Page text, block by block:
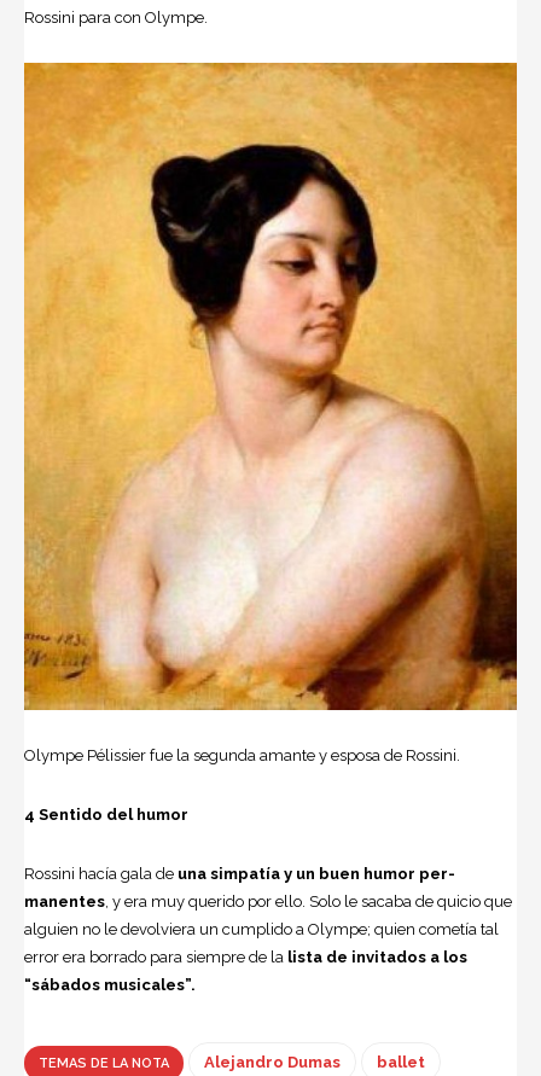
Rossini pa­ra con Olympe.
Olympe Pélissier fue la segunda amante y esposa de Rossini.
4 Sentido del humor
Rossini hacía gala de una simpatía y un buen humor per­
manentes , y era muy querido por ello. Solo le sacaba de quicio que
alguien no le devolviera un cumplido a Olym­pe; quien cometía tal
error era borrado para siempre de la lista de invitados a los
“sábados musicales”.
TEMAS DE LA NOTA Alejandro Dumas ballet